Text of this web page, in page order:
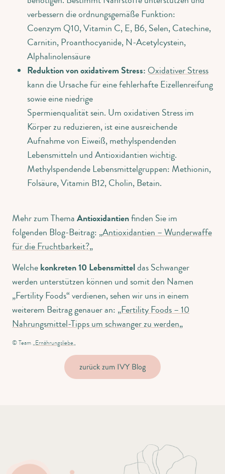
verbessern die ordnungsgemäße Funktion:
Coenzym Q10, Vitamin C, E, B6, Selen, Catechine,
Carnitin, Proanthocyanide, N-Acetylcystein,
Alphalinolensäure
Reduktion von oxidativem Stress: Oxidativer Stress
kann die Ursache für eine fehlerhafte Eizellenreifung
sowie eine niedrige
Spermienqualität sein. Um oxidativen Stress im
Körper zu reduzieren, ist eine ausreichende
Aufnahme von Eiweiß, methylspendenden
Lebensmitteln und Antioxidantien wichtig.
Methylspendende Lebensmittelgruppen: Methionin,
Folsäure, Vitamin B12, Cholin, Betain.
Mehr zum ThemaAntioxidantienfinden Sie im
folgenden Blog-Beitrag: „Antioxidantien – Wunderwaffe
für die Fruchtbarkeit?„
Welchekonkreten 10 Lebensmitteldas Schwanger
werden unterstützen können und somit den Namen
„Fertility Foods“ verdienen, sehen wir uns in einem
weiterem Beitrag genauer an: „Fertility Foods – 10
Nahrungsmittel-Tipps um schwanger zu werden„
© Team „Ernährungsliebe„
zurück zum IVY Blog